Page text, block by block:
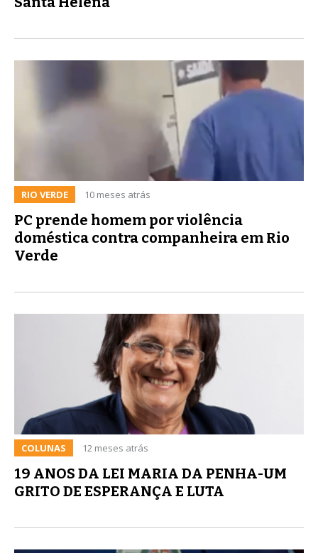
RIO VERDE 10 meses atrás
PC prende homem por violência
doméstica contra companheira em Rio
Verde
COLUNAS 12 meses atrás
19 ANOS DA LEI MARIA DA PENHA-UM
GRITO DE ESPERANÇA E LUTA